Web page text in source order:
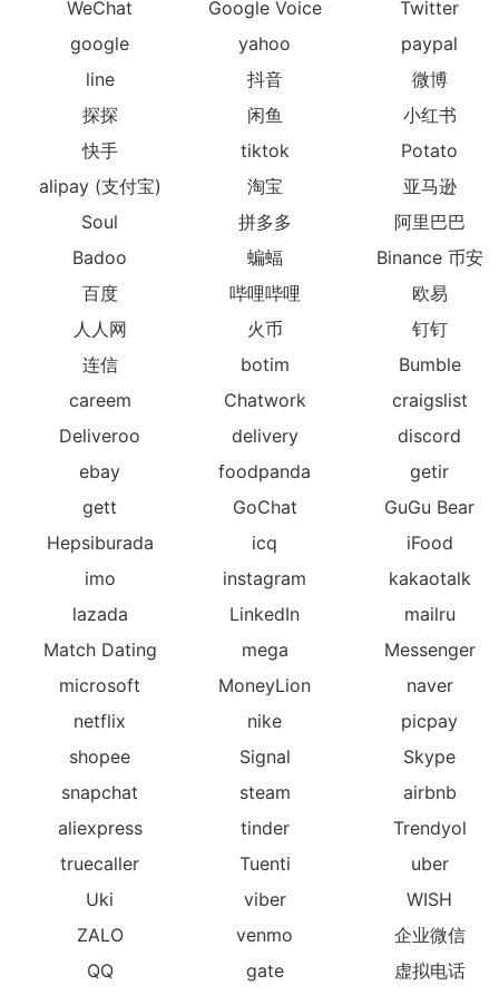
WeChat
Google Voice
Twitter
google
yahoo
paypal
line
抖音
微博
探探
闲鱼
小红书
快手
tiktok
Potato
alipay (支付宝)
淘宝
亚马逊
Soul
拼多多
阿里巴巴
Badoo
蝙蝠
Binance 币安
百度
哔哩哔哩
欧易
人人网
火币
钉钉
连信
botim
Bumble
careem
Chatwork
craigslist
Deliveroo
delivery
discord
ebay
foodpanda
getir
gett
GoChat
GuGu Bear
Hepsiburada
icq
iFood
imo
instagram
kakaotalk
lazada
LinkedIn
mailru
Match Dating
mega
Messenger
microsoft
MoneyLion
naver
netflix
nike
picpay
shopee
Signal
Skype
snapchat
steam
airbnb
aliexpress
tinder
Trendyol
truecaller
Tuenti
uber
Uki
viber
WISH
ZALO
venmo
企业微信
QQ
gate 虚拟电话